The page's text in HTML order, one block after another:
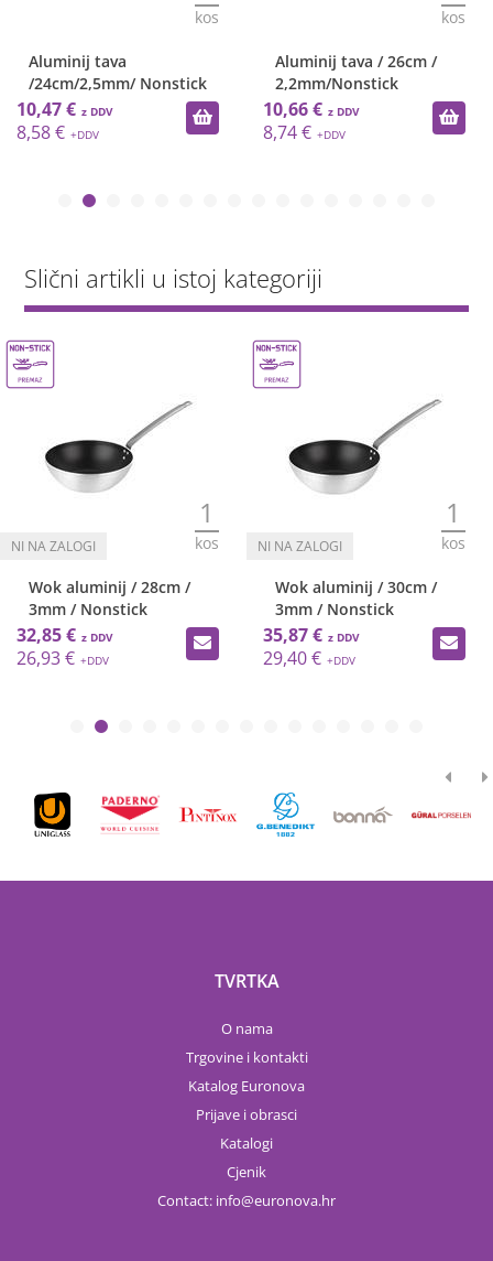
kos
Aluminij tava
/24cm/2,5mm/ Nonstick
10,47 €
8,58 €
kos
Aluminij tava / 26cm /
2,2mm/Nonstick
10,66 €
8,74 €
Slični artikli u istoj kategoriji
1
kos
Wok aluminij / 28cm /
3mm / Nonstick
32,85 €
26,93 €
1
kos
Wok aluminij / 30cm /
3mm / Nonstick
35,87 €
29,40 €
TVRTKA
O nama
Trgovine i kontakti
Katalog Euronova
Prijave i obrasci
Katalogi
Cjenik
Contact: info euronova.hr